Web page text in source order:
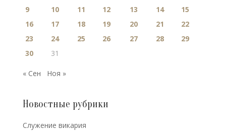
9
10 11 12 13 14
15
16
17 18 19 20 21
22
23
24 25 26 27 28
29
30
31
« Сен Ноя »
Новостные рубрики
Cлужение викария